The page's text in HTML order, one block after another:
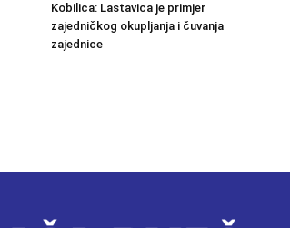
Kobilica: Lastavica je primjer
zajedničkog okupljanja i čuvanja
zajednice